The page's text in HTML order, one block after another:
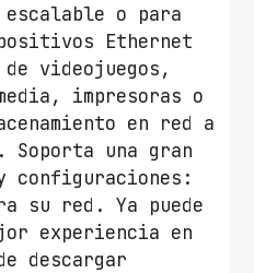
o para
Ethernet
videojuegos,
impresoras o
en red a
Soporta una gran
configuraciones:
su red. Ya puede
experiencia en
descargar